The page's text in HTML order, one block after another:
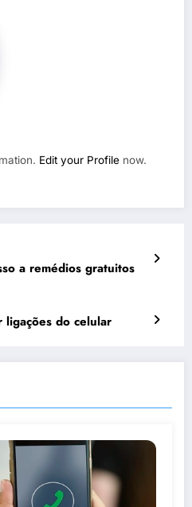
Edit your Profile now.
a remédios gratuitos
ligações do celular